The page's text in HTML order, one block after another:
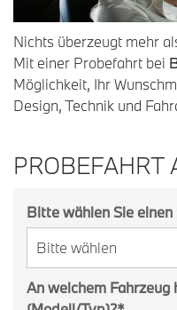
Nichts überzeugt mehr
Mit einer Probefahrt bei
Möglichkeit, Ihr
Design, Technik und
PROBEFAHRT
Bitte wählen Sie
An welchem Fahrzeug